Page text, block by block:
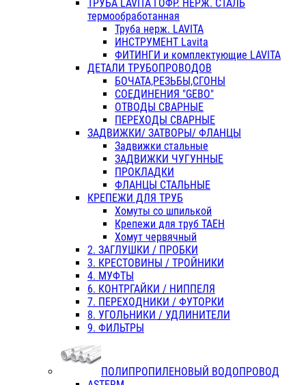
ТРУБА LAVITA ГОФР. НЕРЖ. СТАЛЬ
термообработанная
Труба нерж. LAVITA
ИНСТРУМЕНТ Lavita
ФИТИНГИ и комплектующие LAVITA
ДЕТАЛИ ТРУБОПРОВОДОВ
БОЧАТА,РЕЗЬБЫ,СГОНЫ
СОЕДИНЕНИЯ "GEBO"
ОТВОДЫ СВАРНЫЕ
ПЕРЕХОДЫ СВАРНЫЕ
ЗАДВИЖКИ/ ЗАТВОРЫ/ ФЛАНЦЫ
Задвижки стальные
ЗАДВИЖКИ ЧУГУННЫЕ
ПРОКЛАДКИ
ФЛАНЦЫ СТАЛЬНЫЕ
КРЕПЕЖИ ДЛЯ ТРУБ
Хомуты со шпилькой
Крепежи для труб ТАЕН
Хомут червячный
2. ЗАГЛУШКИ / ПРОБКИ
3. КРЕСТОВИНЫ / ТРОЙНИКИ
4. МУФТЫ
6. КОНТРГАЙКИ / НИППЕЛЯ
7. ПЕРЕХОДНИКИ / ФУТОРКИ
8. УГОЛЬНИКИ / УДЛИНИТЕЛИ
9. ФИЛЬТРЫ
ПОЛИПРОПИЛЕНОВЫЙ ВОДОПРОВОД